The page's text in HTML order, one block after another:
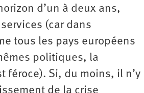
d’un à deux ans,
(car dans
tous les pays européens
politiques, la
féroce). Si, du moins, il n’y
de la crise